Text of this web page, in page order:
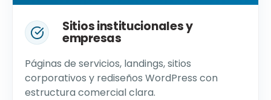
Sitios institucionales y
empresas
Páginas de servicios, landings, sitios
corporativos y rediseños WordPress con
estructura comercial clara.